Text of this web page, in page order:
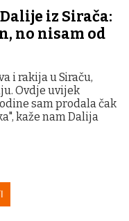
iz Sirača:
no nisam od
i rakija u Siraču,
Ovdje uvijek
sam prodala čak
kaže nam Dalija